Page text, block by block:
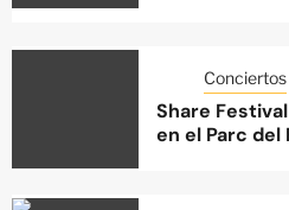
Conciertos
Share
en el Parc del